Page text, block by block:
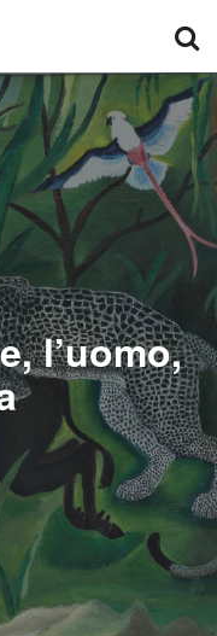
l’uomo,